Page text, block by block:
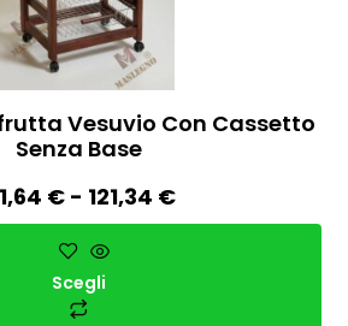
Vesuvio Con Cassetto
Senza Base
€ - 121,34 €
Scegli